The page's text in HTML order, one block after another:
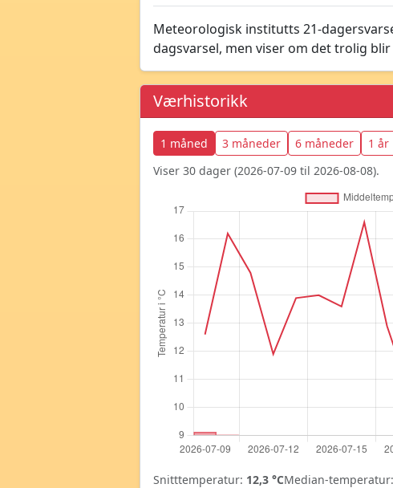
Meteorologisk institutts 21-
dagsvarsel, men viser om det trolig
Værhistorikk
1 måned 3 måneder 6 måneder 1 år
Viser 30 dager (2026-07-09 til 2026-08-08).
Snitttemperatur: 12,3 °CMedian-temperatur: